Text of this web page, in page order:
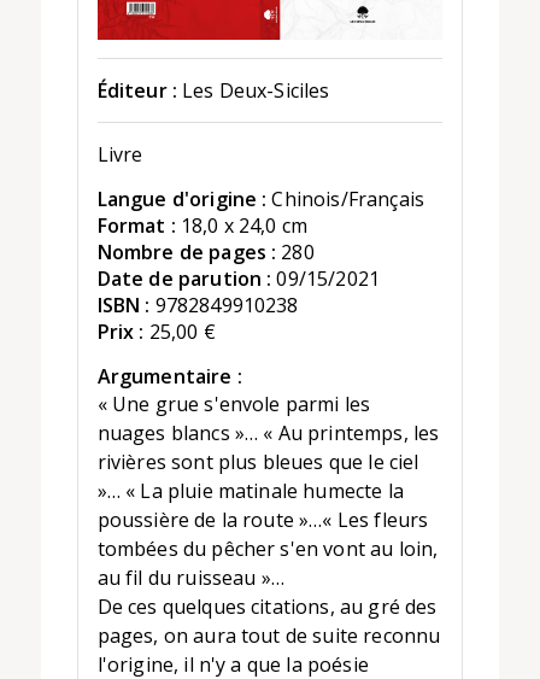
Éditeur : Les Deux-Siciles
Livre
Langue d'origine : Chinois/Français
Format : 18,0 x 24,0 cm
Nombre de pages : 280
Date de parution : 09/15/2021
ISBN : 9782849910238
Prix : 25,00 €
Argumentaire :
« Une grue s'envole parmi les
nuages blancs »… « Au printemps, les
rivières sont plus bleues que le ciel
»… « La pluie matinale humecte la
poussière de la route »…« Les fleurs
tombées du pêcher s'en vont au loin,
au fil du ruisseau »…
De ces quelques citations, au gré des
pages, on aura tout de suite reconnu
l'origine, il n'y a que la poésie